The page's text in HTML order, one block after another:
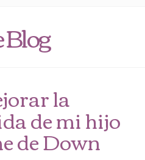
la
de mi hijo
de Down